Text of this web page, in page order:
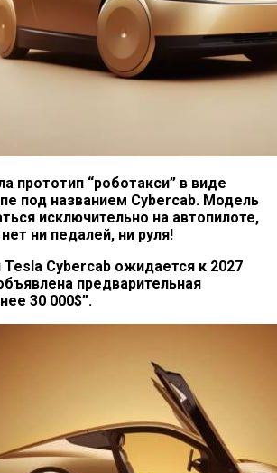
прототип “роботакси” в виде
под названием Cybercab. Модель
исключительно на автопилоте,
ни педалей, ни руля!
Tesla Cybercab ожидается к 2027
предварительная
30 000$”.